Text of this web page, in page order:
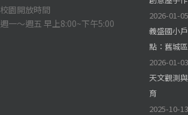
校園開放時間
週一～週五 早上8:00~下午5:00
2026-01-05
義盛國小
點：舊城
2026-01-03
天文觀測
育
2025-10-13